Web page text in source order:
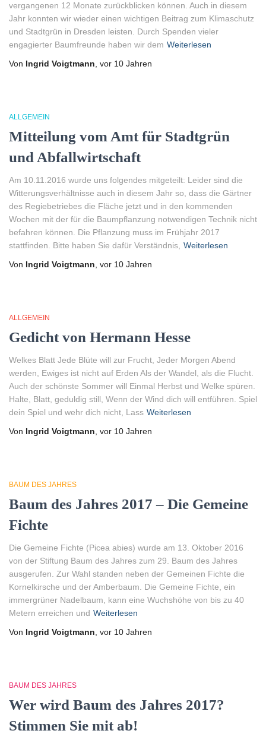
vergangenen 12 Monate zurückblicken können. Auch in diesem
Jahr konnten wir wieder einen wichtigen Beitrag zum Klimaschutz
und Stadtgrün in Dresden leisten. Durch Spenden vieler
engagierter Baumfreunde haben wir dem Weiterlesen
Von Ingrid Voigtmann , vor 10 Jahren
ALLGEMEIN
Mitteilung vom Amt für Stadtgrün
und Abfallwirtschaft
Am 10.11.2016 wurde uns folgendes mitgeteilt: Leider sind die
Witterungsverhältnisse auch in diesem Jahr so, dass die Gärtner
des Regiebetriebes die Fläche jetzt und in den kommenden
Wochen mit der für die Baumpflanzung notwendigen Technik nicht
befahren können. Die Pflanzung muss im Frühjahr 2017
stattfinden. Bitte haben Sie dafür Verständnis, Weiterlesen
Von Ingrid Voigtmann , vor 10 Jahren
ALLGEMEIN
Gedicht von Hermann Hesse
Welkes Blatt Jede Blüte will zur Frucht, Jeder Morgen Abend
werden, Ewiges ist nicht auf Erden Als der Wandel, als die Flucht.
Auch der schönste Sommer will Einmal Herbst und Welke spüren.
Halte, Blatt, geduldig still, Wenn der Wind dich will entführen. Spiel
dein Spiel und wehr dich nicht, Lass Weiterlesen
Von Ingrid Voigtmann , vor 10 Jahren
BAUM DES JAHRES
Baum des Jahres 2017 – Die Gemeine
Fichte
Die Gemeine Fichte (Picea abies) wurde am 13. Oktober 2016
von der Stiftung Baum des Jahres zum 29. Baum des Jahres
ausgerufen. Zur Wahl standen neben der Gemeinen Fichte die
Kornelkirsche und der Amberbaum. Die Gemeine Fichte, ein
immergrüner Nadelbaum, kann eine Wuchshöhe von bis zu 40
Metern erreichen und Weiterlesen
Von Ingrid Voigtmann , vor 10 Jahren
BAUM DES JAHRES
Wer wird Baum des Jahres 2017?
Stimmen Sie mit ab!